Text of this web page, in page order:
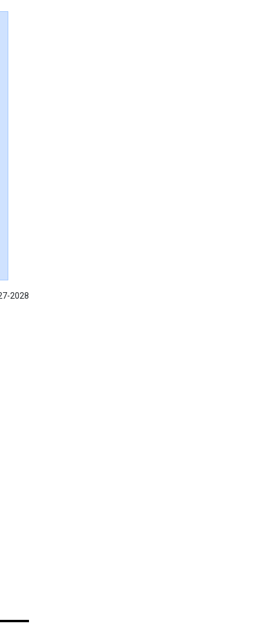
2028